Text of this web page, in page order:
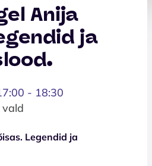
Anija
ja
- 18:30
Legendid ja